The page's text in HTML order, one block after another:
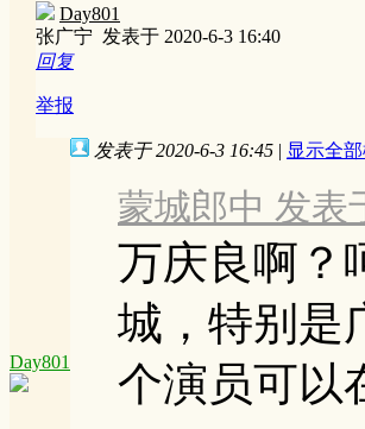
Day801
张广宁 发表于 2020-6-3 16:40
回复
举报
Day801
发表于 2020-6-3 16:45 | 显示全
蒙城郎中 发表
万庆良啊？
城，特别是
个演员可以